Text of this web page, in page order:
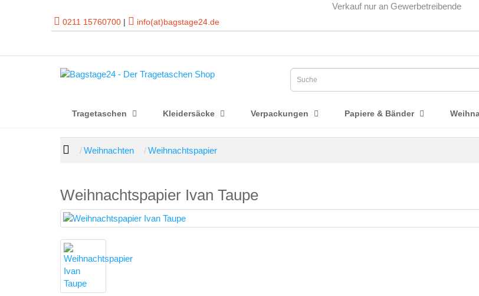
Verkauf nur an Gewerbetreibende
0211 15760700 | info(at)bagstage24.de
Tragetaschen Kleidersäcke Verpackungen Papiere & Bänder
Weihnachten Weihnachtspapier
Weihnachtspapier Ivan Taupe